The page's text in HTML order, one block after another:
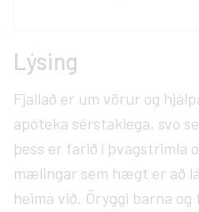
Lýsing
Fjallað er um vörur og
apóteka sérstaklega, svo
þess er farið í þvagstrimla
mælingar sem hægt er að
heima við. Öryggi barna